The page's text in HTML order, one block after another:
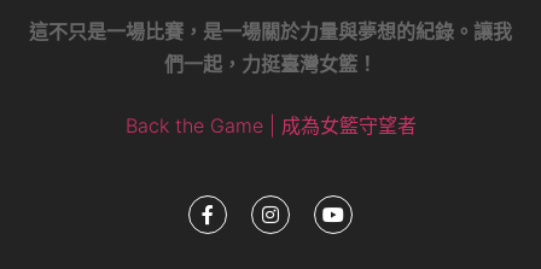
這不只是一場比賽，是一場關於力量與夢想的紀錄。讓我
們一起，力挺臺灣女籃！
Back the Game | 成為女籃守望者